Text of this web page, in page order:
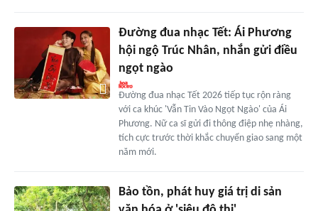
Đường đua nhạc Tết: Ái Phương
hội ngộ Trúc Nhân, nhắn gửi điều
ngọt ngào
Đường đua nhạc Tết 2026 tiếp tục rộn ràng
với ca khúc 'Vẫn Tin Vào Ngọt Ngào' của Ái
Phương. Nữ ca sĩ gửi đi thông điệp nhẹ nhàng,
tích cực trước thời khắc chuyển giao sang một
năm mới.
Bảo tồn, phát huy giá trị di sản